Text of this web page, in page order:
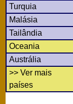
Turquia
Malásia
Tailândia
Oceania
Austrália
>> Ver mais
países